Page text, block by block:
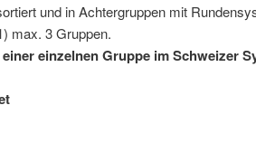
und in Achtergruppen mit
max. 3 Gruppen.
einzelnen Gruppe im Schweizer